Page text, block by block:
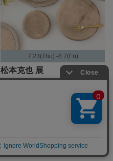
7.23(Thu) -8.7(Fri)
松本克也 展